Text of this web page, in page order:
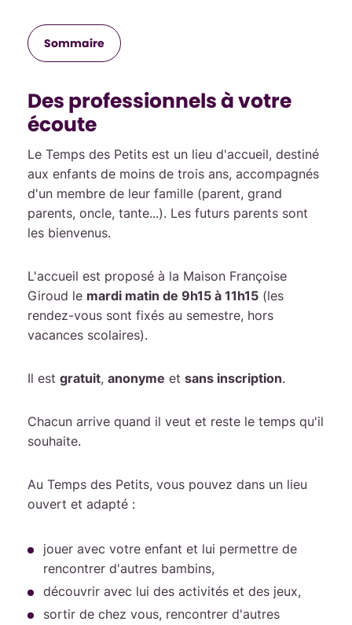
Sommaire
Des professionnels à votre
écoute
Le Temps des Petits est un lieu d'accueil, destiné
aux enfants de moins de trois ans, accompagnés
d'un membre de leur famille (parent, grand
parents, oncle, tante...). Les futurs parents sont
les bienvenus.
L'accueil est proposé à la Maison Françoise
Giroud le mardi matin de 9h15 à 11h15 (les
rendez-vous sont fixés au semestre, hors
vacances scolaires).
Il est gratuit, anonyme et sans inscription.
Chacun arrive quand il veut et reste le temps qu'il
souhaite.
Au Temps des Petits, vous pouvez dans un lieu
ouvert et adapté :
jouer avec votre enfant et lui permettre de
rencontrer d'autres bambins,
découvrir avec lui des activités et des jeux,
sortir de chez vous, rencontrer d'autres